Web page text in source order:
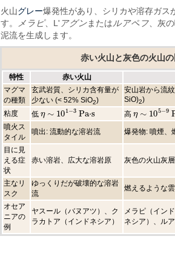
火山グレー爆発性があり、シリカや溶存ガス
す。
メラピ、L' アグンまたはルアペフ 、灰
泥流を生成します。
赤い火山と灰色の火山
特性 赤い火山
マグマ
の種類
玄武岩質、シリカ含有量が
少ない (< 52% SiO2)
安山岩から流
SiO)2)
粘度
低 η ∼ 101−3 Pa⋅s
η∼101−3 Pa·s 高 η ∼ 105−9
η∼105−9
噴火ス
タイル
噴出: 流動的な溶岩流 爆発物: 噴煙、
目に見
える症
状
赤い溶岩、広大な溶岩原 灰色の火山灰
主なリ
スク
ゆっくりだが破壊的な溶岩
流
燃えるような
オセア
ニアの
例
ヤスール（バヌアツ）、ク
ラカトア（インドネシア）
メラピ（イン
ネシア）、ル